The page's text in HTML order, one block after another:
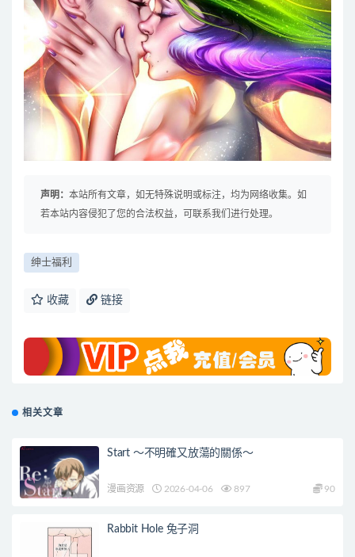
声明： 本站所有文章，如无特殊说明或标注，均为网络收集。如
若本站内容侵犯了您的合法权益，可联系我们进行处理。
绅士福利
收藏 链接
相关文章
Start ～不明確又放蕩的關係～
漫画资源 2026-04-06 897 90
Rabbit Hole 兔子洞